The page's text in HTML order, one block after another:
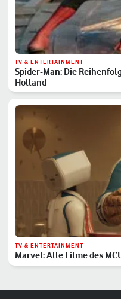
TV & ENTERTAINMENT
Spider-Man: Die
Holland
TV & ENTERTAINMENT
Marvel: Alle Filme des
Reihenfolge